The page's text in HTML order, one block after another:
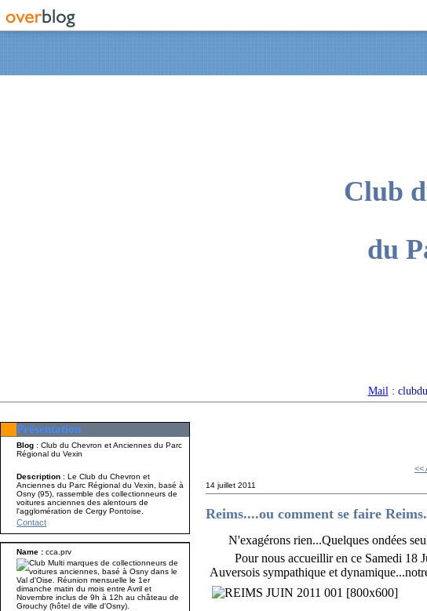
Club
du
Mail :
Présentation
Blog : Club du Chevron et Anciennes du Parc
Régional du Vexin
Description: Le Club du Chevron et
Anciennes du Parc Régional du Vexin, basé à
Osny (95), rassemble des collectionneurs de
voitures anciennes des alentours de
l'agglomération de Cergy Pontoise.
Contact
Name :cca.prv
<<
14 juillet 2011
Reims....ou comment se faire
N'exagérons rien...Quelques ondées
Pour nous accueillir en ce Samedi 18
Auversois sympathique et